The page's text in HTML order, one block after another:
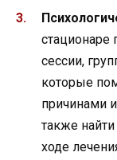
стационаре
сессии,
которые
причинами
также
ходе